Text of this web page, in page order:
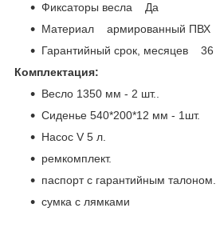
Фиксаторы весла Да
Материал армированный ПВХ
Гарантийный срок, месяцев 36
Комплектация:
Весло 1350 мм - 2 шт..
Сиденье 540*200*12 мм - 1шт.
Насос V 5 л.
ремкомплект.
паспорт с гарантийным талоном.
сумка с лямками